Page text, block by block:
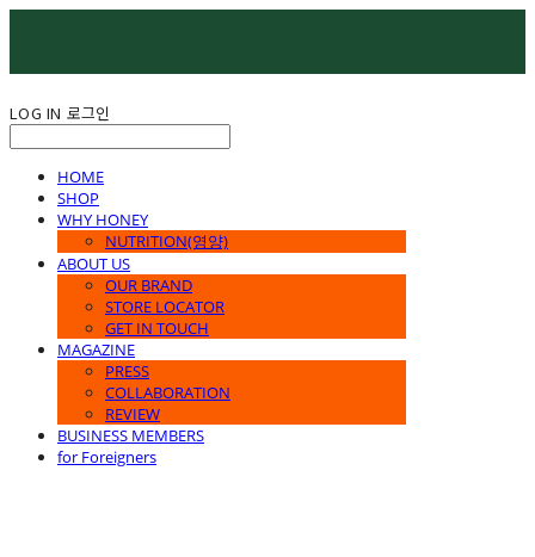
LOG IN 로그인
HOME
SHOP
WHY HONEY
NUTRITION(영양)
ABOUT US
OUR BRAND
STORE LOCATOR
GET IN TOUCH
MAGAZINE
PRESS
COLLABORATION
REVIEW
BUSINESS MEMBERS
for Foreigners